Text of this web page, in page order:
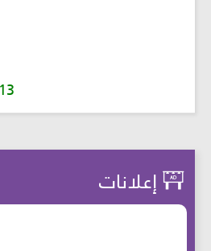
إعلانات